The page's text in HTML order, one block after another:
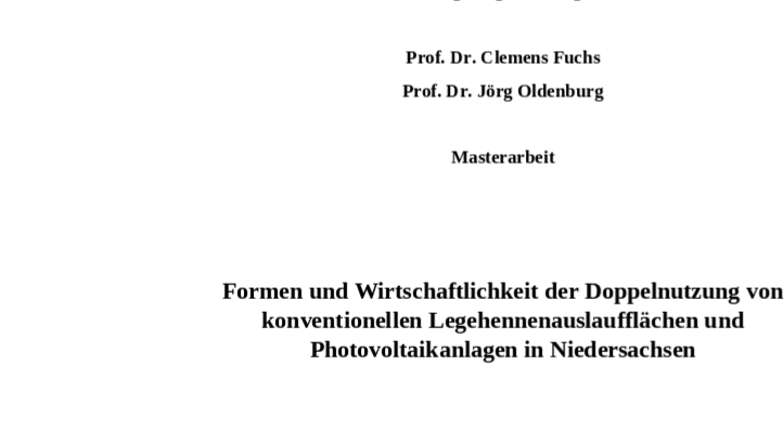
Prof. Dr. Clemens Fuchs
Prof. Dr. Jörg Oldenburg
Masterarbeit
Formen und Wirtschaftlichkeit der Doppelnutzung von
konventionellen Legehennenauslaufflächen und
Photovoltaikanlagen in Niedersachsen